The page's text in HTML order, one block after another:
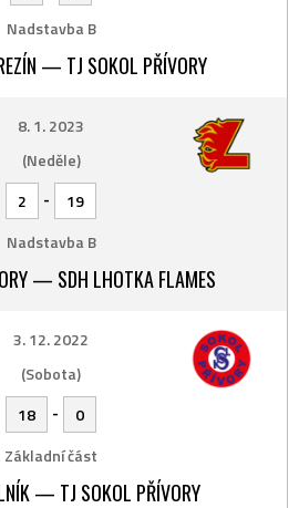
Nadstavba B
— TJ SOKOL PŘÍVORY
8. 1. 2023
(Neděle)
2
-
19
Nadstavba B
— SDH LHOTKA FLAMES
3. 12. 2022
(Sobota)
18
-
0
Základní část
— TJ SOKOL PŘÍVORY